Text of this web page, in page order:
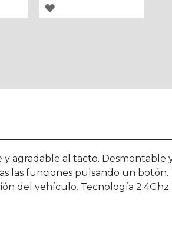
AGREGAR
agradable al tacto. Desmontable
las funciones pulsando un
del vehículo. Tecnología